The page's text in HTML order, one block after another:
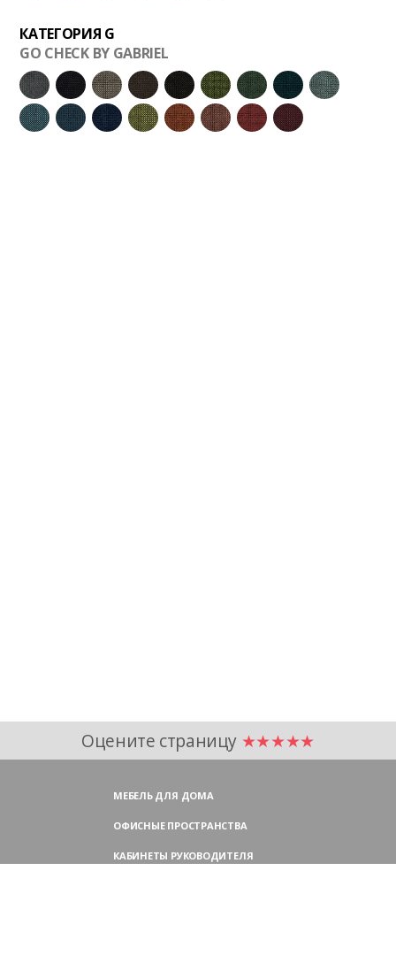
КАТЕГОРИЯ G
GO CHECK BY GABRIEL
Оцените страницу ★★★★★
МЕБЕЛЬ ДЛЯ ДОМА
ОФИСНЫЕ ПРОСТРАНСТВА
КАБИНЕТЫ РУКОВОДИТЕЛЯ